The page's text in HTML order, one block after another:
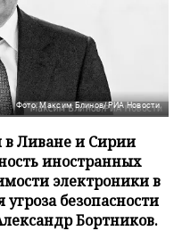
Фото: Максим Блинов/РИА Новости
Ливане и Сирии
иностранных
электроники в
безопасности
Бортников.